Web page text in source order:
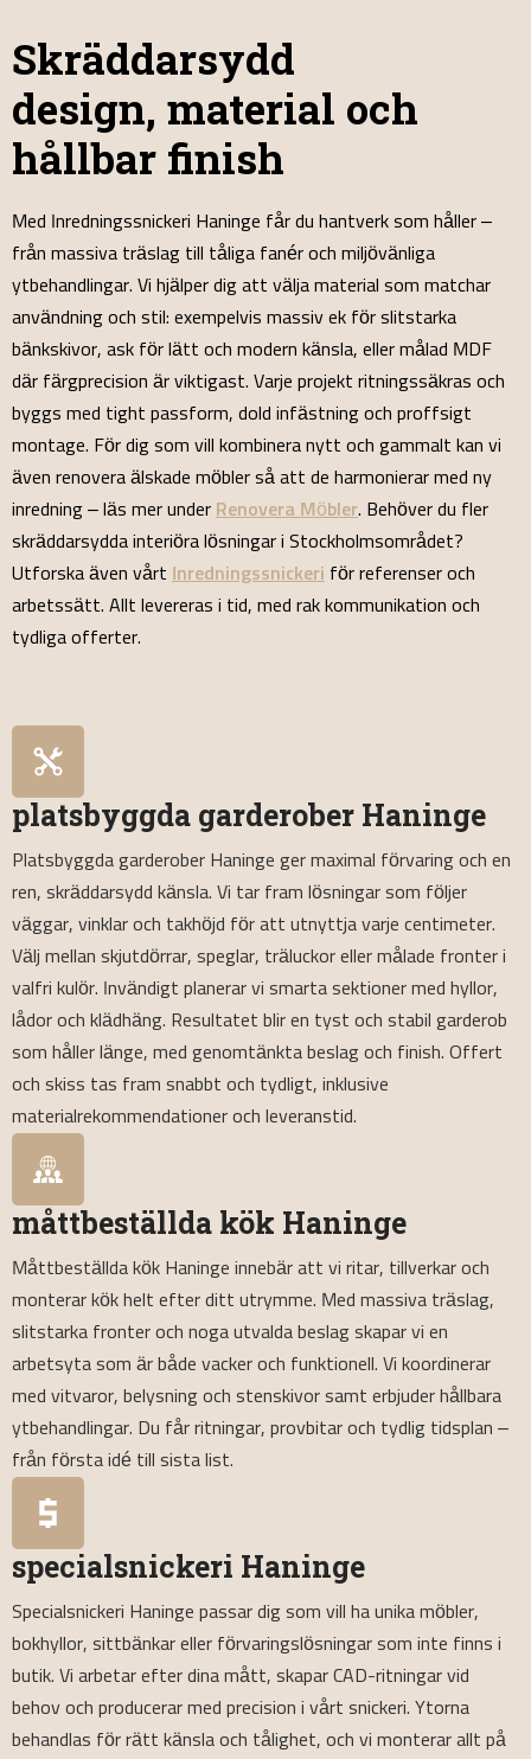
Skräddarsydd
design, material och
hållbar finish
Med Inredningssnickeri Haninge får du hantverk som håller –
från massiva träslag till tåliga fanér och miljövänliga
ytbehandlingar. Vi hjälper dig att välja material som matchar
användning och stil: exempelvis massiv ek för slitstarka
bänkskivor, ask för lätt och modern känsla, eller målad MDF
där färgprecision är viktigast. Varje projekt ritningssäkras och
byggs med tight passform, dold infästning och proffsigt
montage. För dig som vill kombinera nytt och gammalt kan vi
även renovera älskade möbler så att de harmonierar med ny
inredning – läs mer under Renovera Möbler. Behöver du fler
skräddarsydda interiöra lösningar i Stockholmsområdet?
Utforska även vårt
Inredningssnickeri för referenser och
arbetssätt. Allt levereras i tid, med rak kommunikation och
tydliga offerter.
platsbyggda garderober Haninge
Platsbyggda garderober Haninge ger maximal förvaring och en
ren, skräddarsydd känsla. Vi tar fram lösningar som följer
väggar, vinklar och takhöjd för att utnyttja varje centimeter.
Välj mellan skjutdörrar, speglar, träluckor eller målade fronter i
valfri kulör. Invändigt planerar vi smarta sektioner med hyllor,
lådor och klädhäng. Resultatet blir en tyst och stabil garderob
som håller länge, med genomtänkta beslag och finish. Offert
och skiss tas fram snabbt och tydligt, inklusive
materialrekommendationer och leveranstid.
måttbeställda kök Haninge
Måttbeställda kök Haninge innebär att vi ritar, tillverkar och
monterar kök helt efter ditt utrymme. Med massiva träslag,
slitstarka fronter och noga utvalda beslag skapar vi en
arbetsyta som är både vacker och funktionell. Vi koordinerar
med vitvaror, belysning och stenskivor samt erbjuder hållbara
ytbehandlingar. Du får ritningar, provbitar och tydlig tidsplan –
från första idé till sista list.
specialsnickeri Haninge
Specialsnickeri Haninge passar dig som vill ha unika möbler,
bokhyllor, sittbänkar eller förvaringslösningar som inte finns i
butik. Vi arbetar efter dina mått, skapar CAD-ritningar vid
behov och producerar med precision i vårt snickeri. Ytorna
behandlas för rätt känsla och tålighet, och vi monterar allt på